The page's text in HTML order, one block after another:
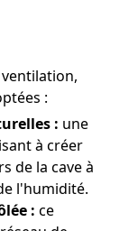
:
: une
à créer
de la cave à
l'humidité.
: ce